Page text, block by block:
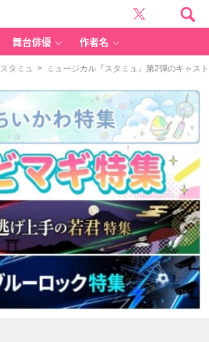
舞台俳優 作者名
スタミュ > ミュージカル『スタミュ』第2弾のキャス